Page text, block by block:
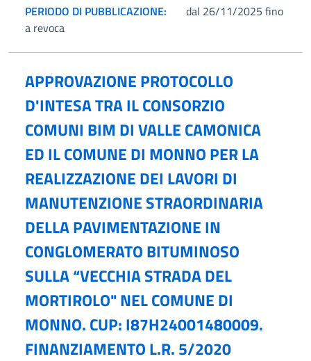
PERIODO DI PUBBLICAZIONE:
dal 26/11/2025 fino
a revoca
APPROVAZIONE PROTOCOLLO
D'INTESA TRA IL CONSORZIO
COMUNI BIM DI VALLE CAMONICA
ED IL COMUNE DI MONNO PER LA
REALIZZAZIONE DEI LAVORI DI
MANUTENZIONE STRAORDINARIA
DELLA PAVIMENTAZIONE IN
CONGLOMERATO BITUMINOSO
SULLA “VECCHIA STRADA DEL
MORTIROLO" NEL COMUNE DI
MONNO. CUP: I87H24001480009.
FINANZIAMENTO L.R. 5/2020